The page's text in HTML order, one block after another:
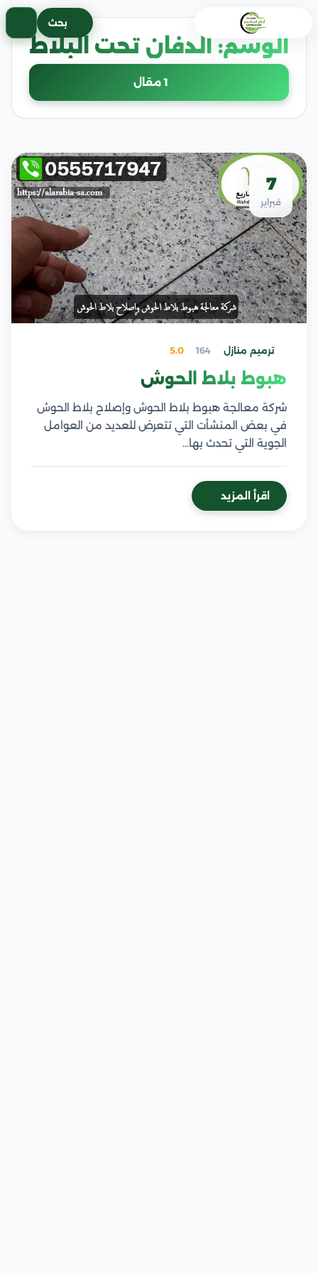
بحث
الوسم: الدفان تحت البلاط
1 مقال
7
فبراير
ترميم منازل 164
5.0
هبوط بلاط الحوش
شركة معالجة هبوط بلاط الحوش وإصلاح بلاط الحوش
في بعض المنشأت التي تتعرض للعديد من العوامل
الجوية التي تحدث بها…
اقرأ المزيد